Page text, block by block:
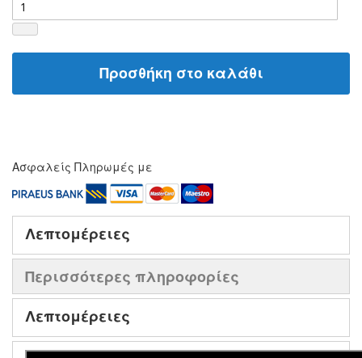
Προσθήκη στο καλάθι
Ασφαλείς Πληρωμές με
Λεπτομέρειες
Περισσότερες πληροφορίες
Λεπτομέρειες